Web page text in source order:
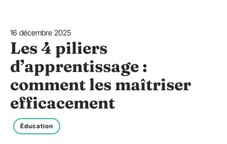
16 décembre 2025
Les 4 piliers
d’apprentissage :
comment les maîtriser
efficacement
Éducation